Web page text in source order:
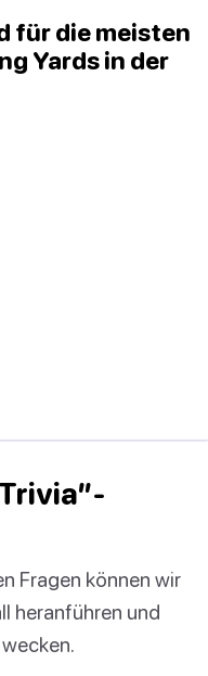
für die meisten
Yards in der
Fragen können wir
heranführen und